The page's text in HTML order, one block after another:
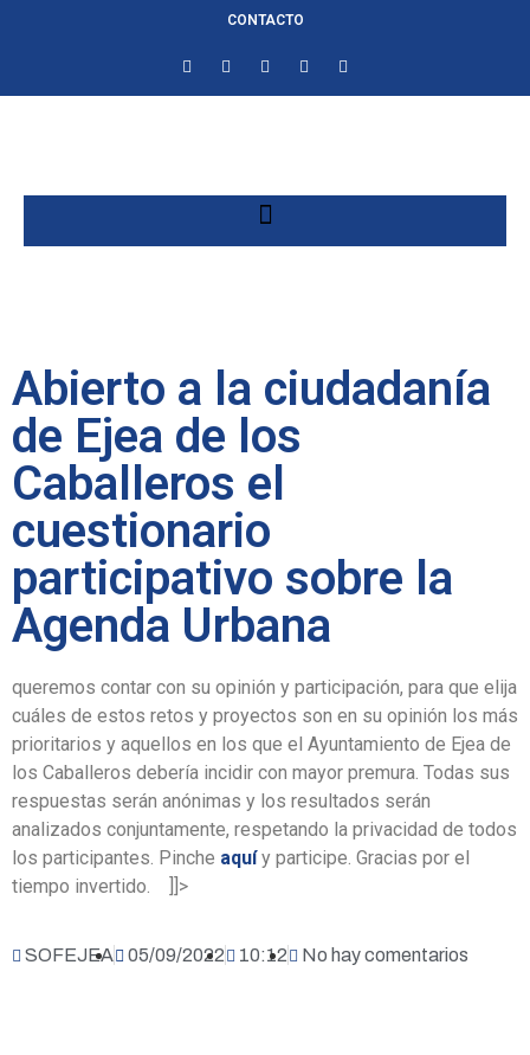
CONTACTO
Abierto a la ciudadanía
de Ejea de los
Caballeros el
cuestionario
participativo sobre la
Agenda Urbana
queremos contar con su opinión y participación, para que elija
cuáles de estos retos y proyectos son en su opinión los más
prioritarios y aquellos en los que el Ayuntamiento de Ejea de
los Caballeros debería incidir con mayor premura. Todas sus
respuestas serán anónimas y los resultados serán
analizados conjuntamente, respetando la privacidad de todos
los participantes. Pinche aquí y participe. Gracias por el
tiempo invertido. ]]>
SOFEJEA 05/09/2022 10:12 No hay comentarios